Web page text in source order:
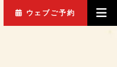
ウェブご予約